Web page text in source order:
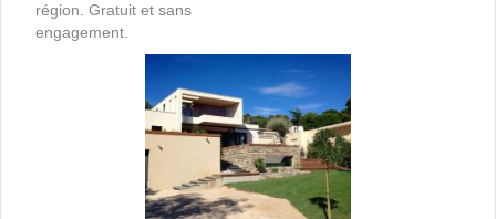
région. Gratuit et sans
engagement.